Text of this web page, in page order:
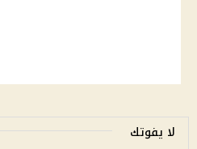
لا يفوتك